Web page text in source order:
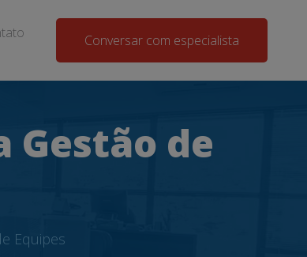
Conversar com especialista
Gestão de
Equipes